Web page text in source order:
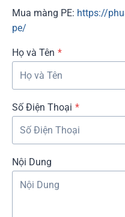
Mua màng PE: https://
pe/
Họ và Tên *
Số Điện Thoại *
Nội Dung